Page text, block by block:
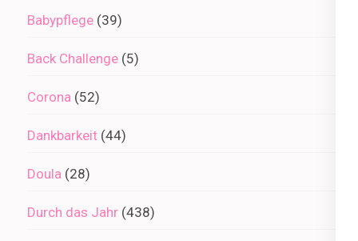
Babypflege (39)
Back Challenge (5)
Corona (52)
Dankbarkeit (44)
Doula (28)
Durch das Jahr (438)